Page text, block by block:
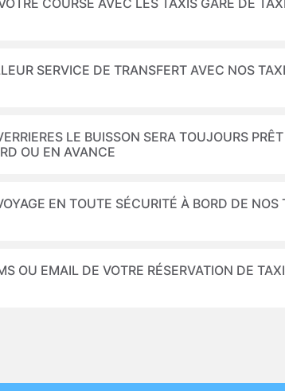
COURSE AVEC LES TAXIS GARE DE
SERVICE DE TRANSFERT AVEC NOS
LE BUISSON SERA TOUJOURS
OU EN AVANCE
EN TOUTE SÉCURITÉ À BORD DE NOS
OU EMAIL DE VOTRE RÉSERVATION DE